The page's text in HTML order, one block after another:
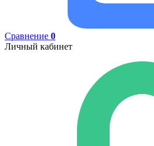
Сравнение 0
Личный кабинет